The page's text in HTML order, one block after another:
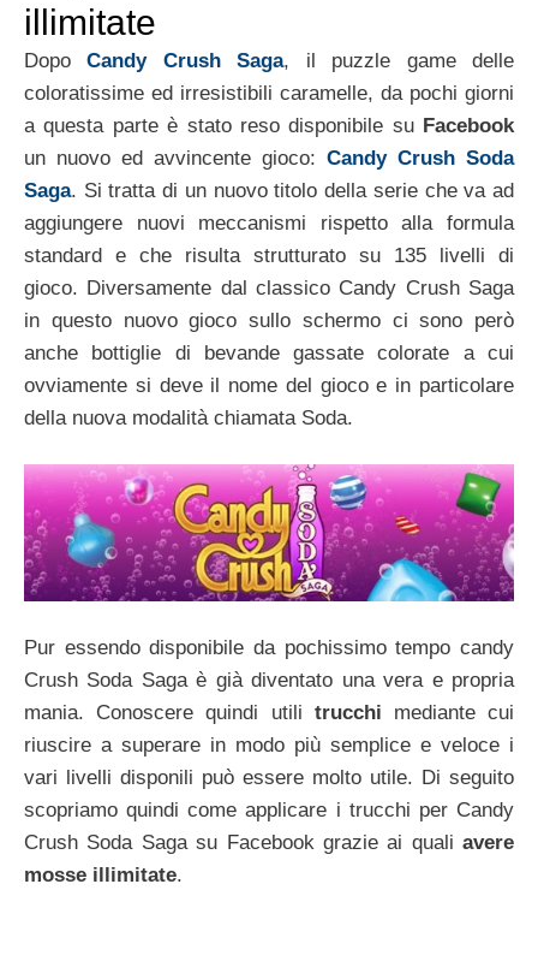
illimitate
DopoCandy Crush Saga, il puzzle game delle
coloratissime ed irresistibili caramelle, da pochi giorni
a questa parte è stato reso disponibile su Facebook
un nuovo ed avvincente gioco: Candy Crush Soda
Saga. Si tratta di un nuovo titolo della serie che va ad
aggiungere nuovi meccanismi rispetto alla formula
standard e che risulta strutturato su 135 livelli di
gioco. Diversamente dal classico Candy Crush Saga
in questo nuovo gioco sullo schermo ci sono però
anche bottiglie di bevande gassate colorate a cui
ovviamente si deve il nome del gioco e in particolare
della nuova modalità chiamata Soda.
Pur essendo disponibile da pochissimo tempo candy
Crush Soda Saga è già diventato una vera e propria
mania. Conoscere quindi utili trucchi mediante cui
riuscire a superare in modo più semplice e veloce i
vari livelli disponili può essere molto utile. Di seguito
scopriamo quindi come applicare i trucchi per Candy
Crush Soda Saga su Facebook grazie ai quali avere
mosse illimitate.